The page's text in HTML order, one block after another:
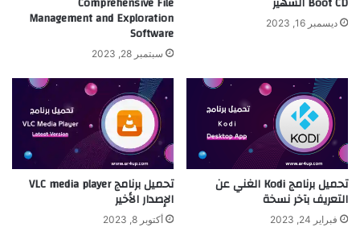
ديسمبر 16, 2023 Management and Exploration
Software
سبتمبر 28, 2023
تحميل برنامج Kodi الغني عن
التعريف بآخر نسخة
فبراير 24, 2023
تحميل برنامج VLC media player
الإصدار الأخير
أكتوبر 8, 2023